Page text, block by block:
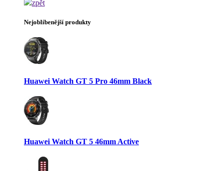
zpět
Nejoblíbenější produkty
Huawei Watch GT 5 Pro 46mm Black
Huawei Watch GT 5 46mm Active